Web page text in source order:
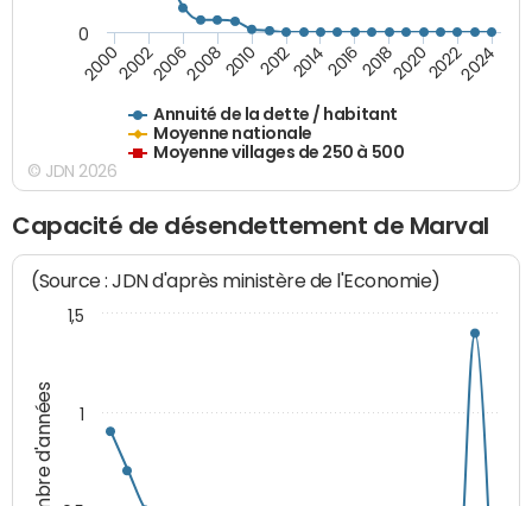
Annuité de la dette / habitant
Moyenne nationale
Moyenne villages de 250 à 500
200020022006200820102012201420162018202020222024
0
© JDN 2026
Capacité de désendettement de Marval
Nombre d'années
(Source : JDN d'après ministère de l'Economie)
1
1,5